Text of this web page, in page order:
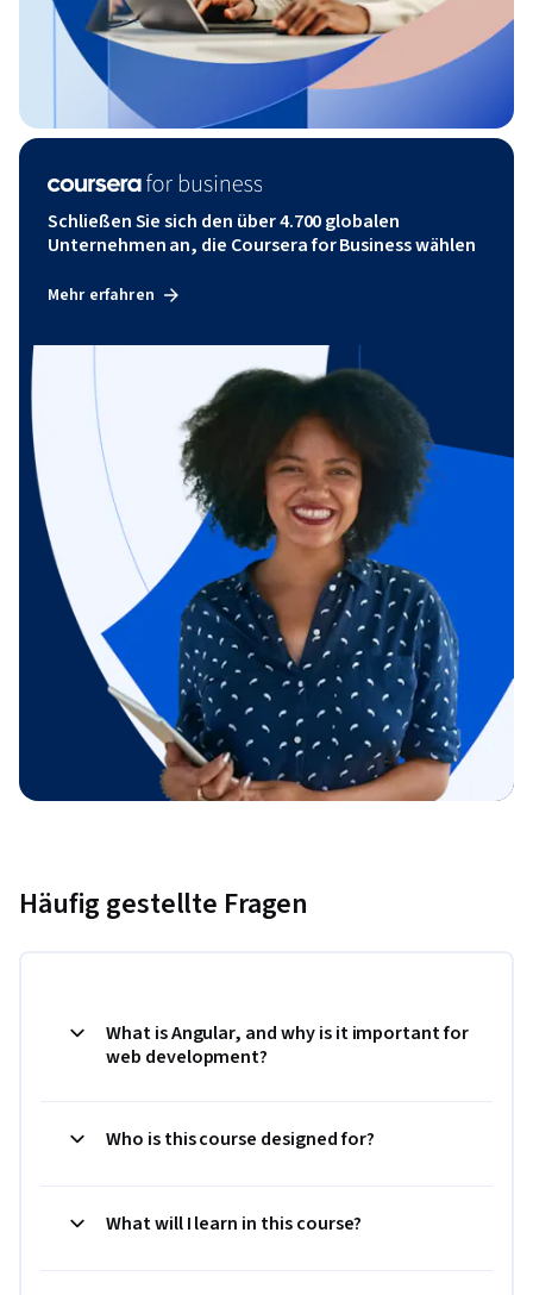
Schließen Sie sich den über 4.700 globalen
Unternehmen an, die Coursera for Business wählen
Mehr erfahren
Häufig gestellte Fragen
What is Angular, and why is it important for
web development?
Who is this course designed for?
What will I learn in this course?